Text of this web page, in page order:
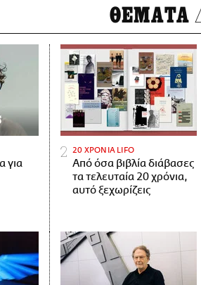
ΘΕΜΑΤΑ
για
20 ΧΡΟΝΙΑ LIFO
Από όσα βιβλία διάβασες
τα τελευταία 20 χρόνια,
αυτό ξεχωρίζεις